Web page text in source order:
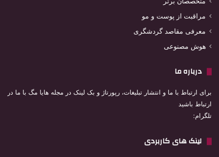
مراقبت از پوست و مو
معرفی مقاصد گردشگری
هوش مصنوعی
درباره ما
برای ارتباط با ما و انتشار تبلیغات، رپورتاژ و بک لینک در مجله هایا مگ با ما در
ارتباط باشید
تلگرام:
لینک های کاربردی